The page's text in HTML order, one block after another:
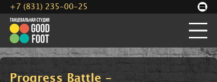
Progress Battle -
+7 (831) 235-00-25